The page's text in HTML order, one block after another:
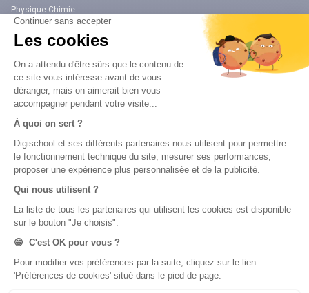
Physique-Chimie
Annales
Bac
Brevet des collèges
Nos applications
Application Android Éducation
Application iOS Éducation
Chaîne Youtube Lycée
digiSchool Orientation
Orientation
Diplômes
Formations
Métiers
Écoles
Nos applications